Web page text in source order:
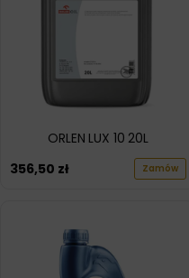
ORLEN LUX 10 20L
356,50 zł Zamów